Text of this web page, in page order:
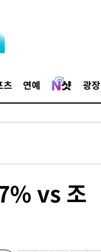
츠 연예 광장
vs 조